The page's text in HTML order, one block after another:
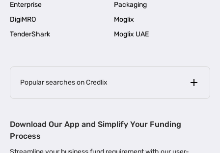
Enterprise
Packaging
DigiMRO
Moglix
TenderShark
Moglix UAE
Popular searches on Credlix
MSME Loan for Startups |
Download Our App and Simplify Your Funding
Process